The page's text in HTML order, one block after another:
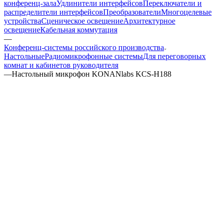
конференц-залаУдлинители интерфейсовПереключатели и
распределители интерфейсовПреобразователиМногоцелевые
устройстваСценическое освещениеАрхитектурное
освещениеКабельная коммутация
—
Конференц-системы российского производства
НастольныеРадиомикрофонные системыДля переговорных
комнат и кабинетов руководителя
—Настольный микрофон KONANlabs KCS-H188